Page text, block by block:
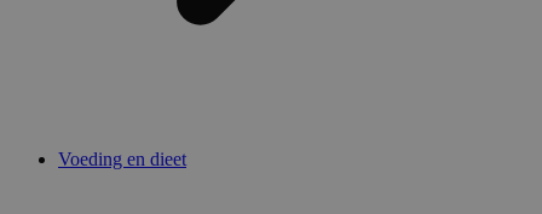
Voeding en dieet